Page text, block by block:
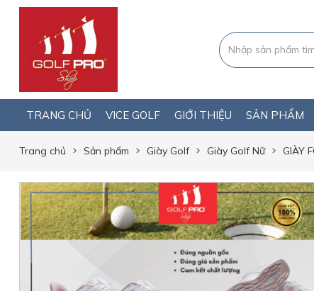
TRANG CHỦ VICE GOLF GIỚI THIỆU SẢN PHẨM
Trang chủ Sản phẩm Giày Golf Giày Golf Nữ GIÀY